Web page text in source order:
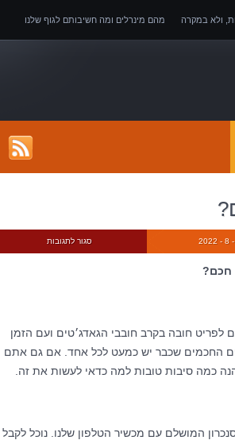
ולא במקרה מהם מינרלים ומה חשיבותם לגוף שלנו
עבודה
סגור לתגובות
חכם?
חובה בקרב חובבי הגאדג׳טים ועם הזמן
החכמים שכבר יש כמעט לכל אחד. אם גם אתם
כמה סיבות טובות למה כדאי לעשות את זה.
המושלם עם מכשיר הטלפון שלנו. נוכל לקבל